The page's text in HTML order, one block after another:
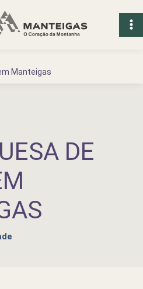
Manteigas
DE